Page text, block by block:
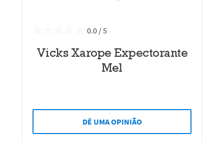
0.0
Vicks Xarope Expectorante
Mel
DÊ UMA OPINIÃO